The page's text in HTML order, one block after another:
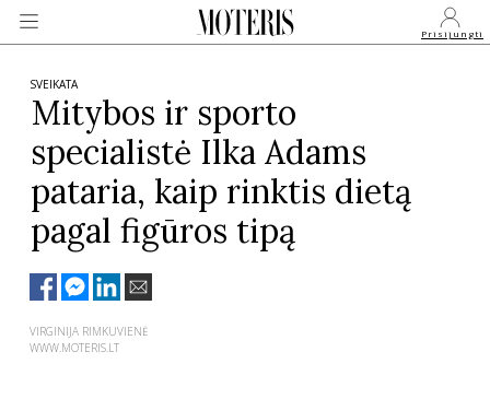
Prisijungti
VEIDAI
MONARCHIJA
MADA
GROŽIS
SVEIKATA
Mitybos ir sporto
specialistė Ilka Adams
pataria, kaip rinktis dietą
pagal figūros tipą
VIRGINIJA RIMKUVIENĖ
WWW.MOTERIS.LT